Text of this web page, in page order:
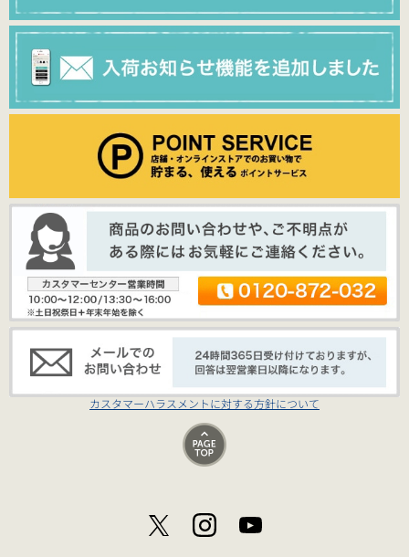
カスタマーハラスメントに対する方針について